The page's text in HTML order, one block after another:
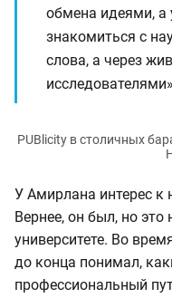
обмена идеями, а
знакомиться с
слова, а через
У Амирлана интерес к
Вернее, он был, но
университете. Во
до конца понимал,
профессиональный